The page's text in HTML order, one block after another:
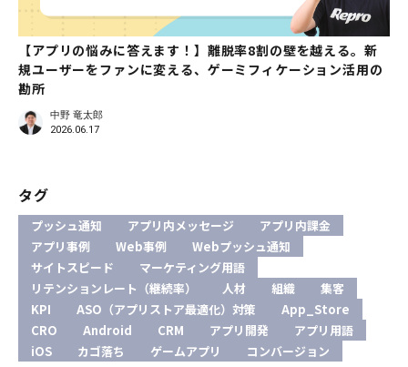
【アプリの悩みに答えます！】離脱率8割の壁を越える。新
規ユーザーをファンに変える、ゲーミフィケーション活用の
勘所
中野 竜太郎
2026.06.17
タグ
プッシュ通知 アプリ内メッセージ
アプリ内課金
アプリ事例
Web事例
Webプッシュ通知
サイトスピード
マーケティング用語
リテンションレート（継続率）
人材 組織
集客
KPI
ASO（アプリストア最適化）対策
App_Store
CRO
Android CRM アプリ開発
アプリ用語
iOS
カゴ落ち ゲームアプリ コンバージョン